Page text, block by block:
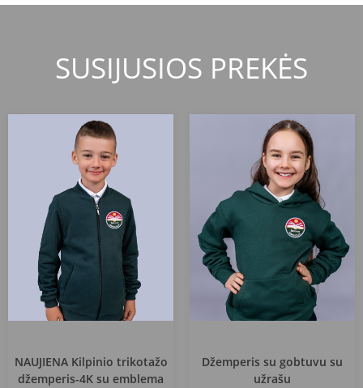
SUSIJUSIOS PREKĖS
NAUJIENA Kilpinio trikotažo
džemperis-4K su emblema
Džemperis su gobtuvu su
užrašu